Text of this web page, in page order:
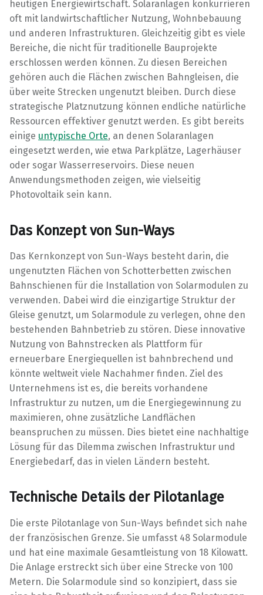
heutigen Energiewirtschaft. Solaranlagen konkurrieren
oft mit landwirtschaftlicher Nutzung, Wohnbebauung
und anderen Infrastrukturen. Gleichzeitig gibt es viele
Bereiche, die nicht für traditionelle Bauprojekte
erschlossen werden können. Zu diesen Bereichen
gehören auch die Flächen zwischen Bahngleisen, die
über weite Strecken ungenutzt bleiben. Durch diese
strategische Platznutzung können endliche natürliche
Ressourcen effektiver genutzt werden. Es gibt bereits
einige untypische Orte, an denen Solaranlagen
eingesetzt werden, wie etwa Parkplätze, Lagerhäuser
oder sogar Wasserreservoirs. Diese neuen
Anwendungsmethoden zeigen, wie vielseitig
Photovoltaik sein kann.
Das Konzept von Sun-Ways
Das Kernkonzept von Sun-Ways besteht darin, die
ungenutzten Flächen von Schotterbetten zwischen
Bahnschienen für die Installation von Solarmodulen zu
verwenden. Dabei wird die einzigartige Struktur der
Gleise genutzt, um Solarmodule zu verlegen, ohne den
bestehenden Bahnbetrieb zu stören. Diese innovative
Nutzung von Bahnstrecken als Plattform für
erneuerbare Energiequellen ist bahnbrechend und
könnte weltweit viele Nachahmer finden. Ziel des
Unternehmens ist es, die bereits vorhandene
Infrastruktur zu nutzen, um die Energiegewinnung zu
maximieren, ohne zusätzliche Landflächen
beanspruchen zu müssen. Dies bietet eine nachhaltige
Lösung für das Dilemma zwischen Infrastruktur und
Energiebedarf, das in vielen Ländern besteht.
Technische Details der Pilotanlage
Die erste Pilotanlage von Sun-Ways befindet sich nahe
der französischen Grenze. Sie umfasst 48 Solarmodule
und hat eine maximale Gesamtleistung von 18 Kilowatt.
Die Anlage erstreckt sich über eine Strecke von 100
Metern. Die Solarmodule sind so konzipiert, dass sie